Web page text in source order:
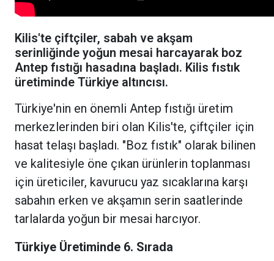
Kilis'te çiftçiler, sabah ve akşam
serinliğinde yoğun mesai harcayarak boz
Antep fıstığı hasadına başladı. Kilis fıstık
üretiminde Türkiye altıncısı.
Türkiye'nin en önemli Antep fıstığı üretim
merkezlerinden biri olan Kilis'te, çiftçiler için
hasat telaşı başladı. "Boz fıstık" olarak bilinen
ve kalitesiyle öne çıkan ürünlerin toplanması
için üreticiler, kavurucu yaz sıcaklarına karşı
sabahın erken ve akşamın serin saatlerinde
tarlalarda yoğun bir mesai harcıyor.
Türkiye Üretiminde 6. Sırada